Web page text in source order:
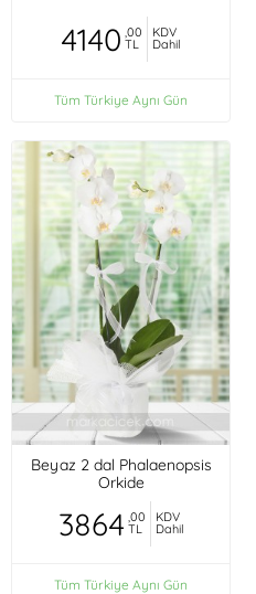
4140 ,00
TL
KDV
Dahil
Tüm Türkiye Aynı Gün
Beyaz 2 dal Phalaenopsis
Orkide
3864 ,00
TL
KDV
Dahil
Tüm Türkiye Aynı Gün